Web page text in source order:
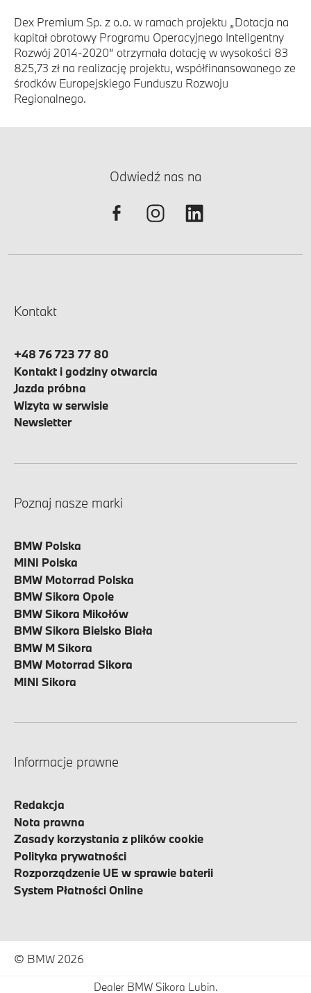
Dealer BMW Sikora Lubin.
Dex Premium Sp. z o.o. w ramach projektu „Dotacja na
kapitał obrotowy Programu Operacyjnego Inteligentny
Rozwój 2014-2020” otrzymała dotację w wysokości 83
825,73 zł na realizację projektu, współfinansowanego ze
środków Europejskiego Funduszu Rozwoju
Regionalnego.
Odwiedź nas na
Kontakt
+48 76 723 77 80
Kontakt i godziny otwarcia
Jazda próbna
Wizyta w serwisie
Newsletter
Poznaj nasze marki
BMW Polska
MINI Polska
BMW Motorrad Polska
BMW Sikora Opole
BMW Sikora Mikołów
BMW Sikora Bielsko Biała
BMW M Sikora
BMW Motorrad Sikora
MINI Sikora
Informacje prawne
Redakcja
Nota prawna
Zasady korzystania z plików cookie
Polityka prywatności
Rozporządzenie UE w sprawie baterii
System Płatności Online
© BMW 2026